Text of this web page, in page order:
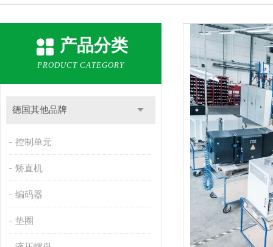
产品分类
PRODUCT CATEGORY
德国其他品牌
控制单元
矫直机
编码器
垫圈